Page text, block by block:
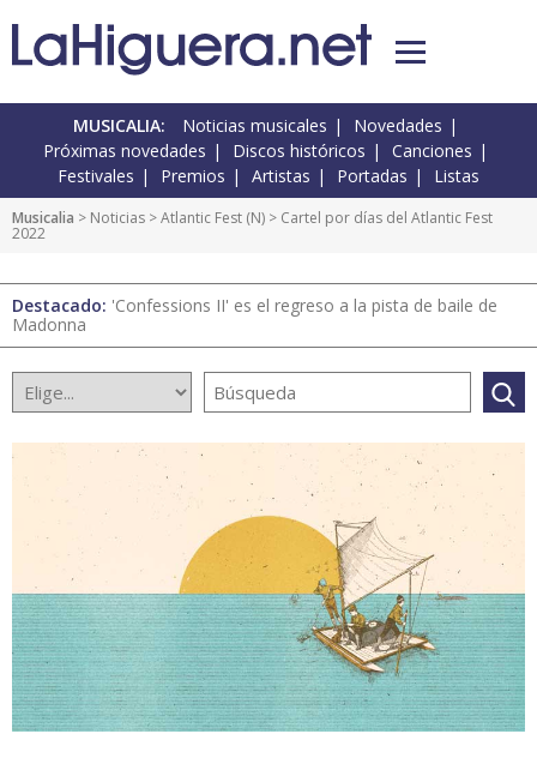
MUSICALIA: Noticias musicales
Novedades
Próximas novedades
Discos históricos
Canciones
Festivales
Premios Artistas Portadas Listas
Musicalia > Noticias >Atlantic Fest (N) > Cartel por días del Atlantic Fest
2022
Destacado: 'Confessions II' es el regreso a la pista de baile de
Madonna